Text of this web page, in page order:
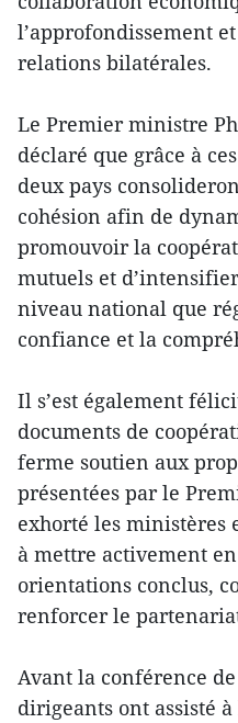
l’approfondissement
relations bilatérales.
Le Premier ministre
déclaré que grâce à
deux pays
cohésion afin de
promouvoir la
mutuels et
niveau national que
confiance et la
Il s’est également
documents de
ferme soutien aux
présentées par le
exhorté les ministères
à mettre activement
orientations conclus,
renforcer le
Avant la conférence
dirigeants ont assisté